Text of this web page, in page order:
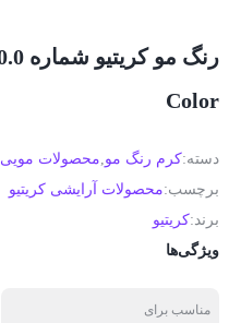
Color
دسته:کرم رنگ مو,محصولات مویی
برچسب:محصولات آرایشی کریتیو
برند:کریتیو
ویژگی‌ها
مناسب برای